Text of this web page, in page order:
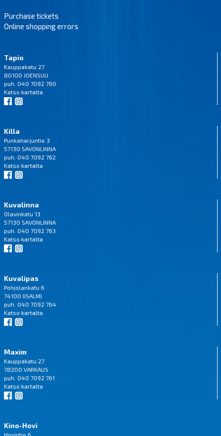
Purchase tickets
Online shopping errors
Tapio
Kauppakatu 27
80100 JOENSUU
puh. 040 7092 760
Katso kartalta
Killa
Punkaharjuntie 3
57130 SAVONLINNA
puh. 040 7092 762
Katso kartalta
Kuvalinna
Olavinkatu 13
57130 SAVONLINNA
puh. 040 7092 763
Katso kartalta
Kuvalipas
Pohjolankatu 6
74100 IISALMI
puh. 040 7092 764
Katso kartalta
Maxim
Kauppakatu 27
78200 VARKAUS
puh. 040 7092 761
Katso kartalta
Kino-Hovi
Hovintie 6